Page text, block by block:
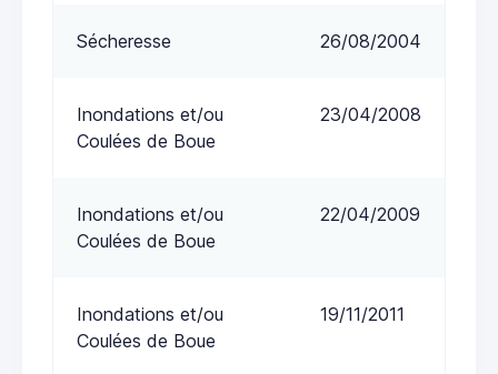
Sécheresse 26/08/2004
Inondations et/ou
Coulées de Boue
23/04/2008
Inondations et/ou
Coulées de Boue
22/04/2009
Inondations et/ou
Coulées de Boue
19/11/2011